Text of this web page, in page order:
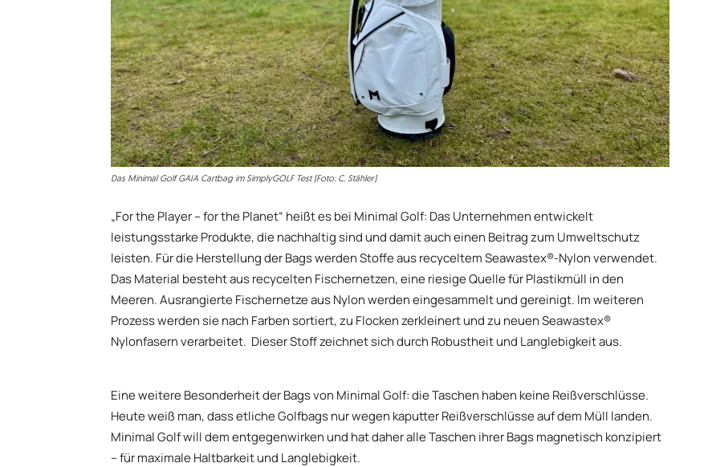
Das Minimal Golf GAIA Cartbag im SimplyGOLF Test (Foto: C. Stähler)
„For the Player – for the Planet“ heißt es bei Minimal Golf: Das Unternehmen entwickelt
leistungsstarke Produkte, die nachhaltig sind und damit auch einen Beitrag zum Umweltschutz
leisten. Für die Herstellung der Bags werden Stoffe aus recyceltem Seawastex®-Nylon verwendet.
Das Material besteht aus recycelten Fischernetzen, eine riesige Quelle für Plastikmüll in den
Meeren. Ausrangierte Fischernetze aus Nylon werden eingesammelt und gereinigt. Im weiteren
Prozess werden sie nach Farben sortiert, zu Flocken zerkleinert und zu neuen Seawastex®
Nylonfasern verarbeitet. Dieser Stoff zeichnet sich durch Robustheit und Langlebigkeit aus.
Eine weitere Besonderheit der Bags von Minimal Golf: die Taschen haben keine Reißverschlüsse.
Heute weiß man, dass etliche Golfbags nur wegen kaputter Reißverschlüsse auf dem Müll landen.
Minimal Golf will dem entgegenwirken und hat daher alle Taschen ihrer Bags magnetisch konzipiert
– für maximale Haltbarkeit und Langlebigkeit.